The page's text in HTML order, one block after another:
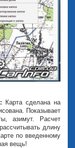
Карта сделана на
Показывает
азимут. Расчет
длину
по введенному
вещь!